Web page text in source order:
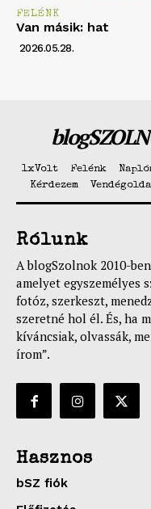
FELÉNK
Van másik: hat
2026.05.28.
1xVolt Felénk
Kérdezem
Rólunk
A blogSzolnok 2010-
amelyet egyszemélyes
fotóz, szerkeszt,
szeretné hol él. És, ha
kíváncsiak, olvassák,
írom”.
Hasznos
bSZ fiók